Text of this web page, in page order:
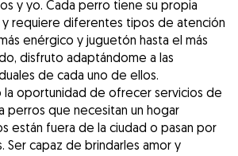
y yo. Cada perro tiene su propia
y requiere diferentes tipos de atención
enérgico y juguetón hasta el más
disfruto adaptándome a las
de cada uno de ellos.
la oportunidad de ofrecer servicios de
perros que necesitan un hogar
están fuera de la ciudad o pasan por
Ser capaz de brindarles amor y